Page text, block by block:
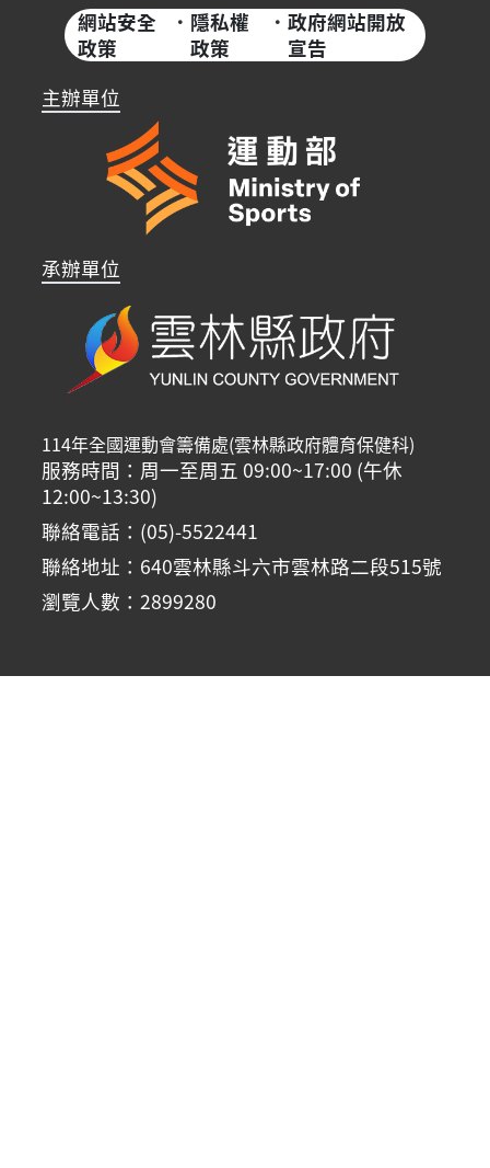
網站安全
政策
· 隱私權
政策
·政府網站開放
宣告
主辦單位
承辦單位
114年全國運動會籌備處(雲林縣政府體育保健科)
服務時間：周一至周五 09:00~17:00 (午休
12:00~13:30)
聯絡電話：(05)-5522441
聯絡地址：640雲林縣斗六市雲林路二段515號
瀏覽人數：2899280